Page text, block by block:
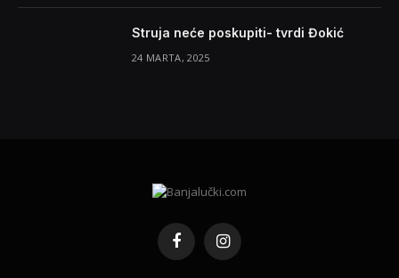
Struja neće poskupiti- tvrdi Đokić
24 MARTA, 2025
FacebookInstagram